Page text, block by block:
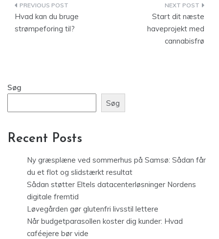
Indlægsnavigation
Hvad kan du bruge
strømpeforing til?
Start dit næste
haveprojekt med
cannabisfrø
Søg
Søg
Recent Posts
Ny græsplæne ved sommerhus på Samsø: Sådan får
du et flot og slidstærkt resultat
Sådan støtter Eltels datacenterløsninger Nordens
digitale fremtid
Løvegården gør glutenfri livsstil lettere
Når budgetparasollen koster dig kunder: Hvad
caféejere bør vide